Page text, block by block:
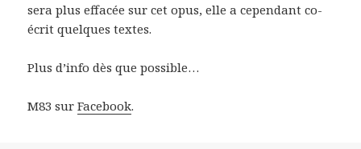
sera plus effacée sur cet opus, elle a cependant co-
écrit quelques textes.
Plus d’info dès que possible…
M83 surFacebook.